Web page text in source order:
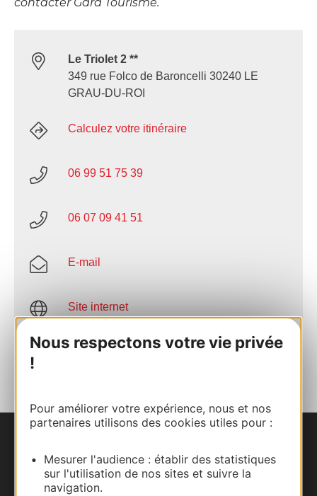
Nous respectons votre vie privée
!
Pour améliorer votre expérience, nous et nos
partenaires utilisons des cookies utiles pour :
Mesurer l'audience : établir des statistiques
sur l'utilisation de nos sites et suivre la
navigation.
contacter Gard Tourisme.
Le Triolet 2 **
349 rue Folco de Baroncelli 30240 LE
GRAU-DU-ROI
Calculez votre itinéraire
06 99 51 75 39
06 07 09 41 51
E-mail
Site internet
AJOUTER
Carte interactive